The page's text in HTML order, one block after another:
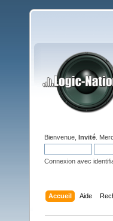
Bienvenue, Invité .
Connexion avec
Accueil Aide